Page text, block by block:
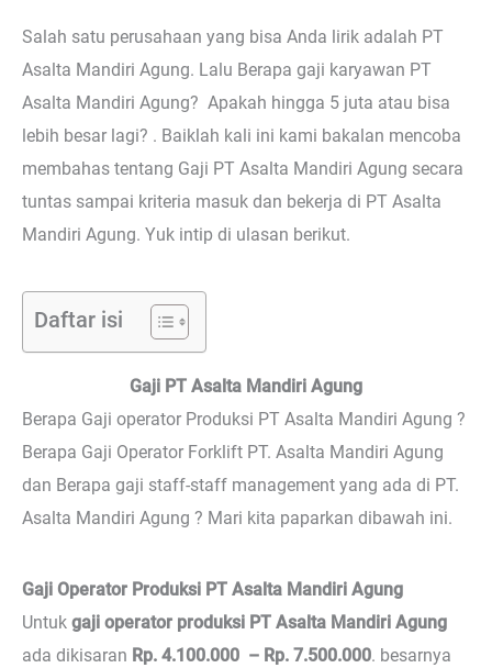
Salah satu perusahaan yang bisa Anda lirik adalah PT
Asalta Mandiri Agung. Lalu Berapa gaji karyawan PT
Asalta Mandiri Agung? Apakah hingga 5 juta atau bisa
lebih besar lagi? . Baiklah kali ini kami bakalan mencoba
membahas tentang Gaji PT Asalta Mandiri Agung secara
tuntas sampai kriteria masuk dan bekerja di PT Asalta
Mandiri Agung. Yuk intip di ulasan berikut.
Daftar isi
Gaji PT Asalta Mandiri Agung
Berapa Gaji operator Produksi PT Asalta Mandiri Agung ?
Berapa Gaji Operator Forklift PT. Asalta Mandiri Agung
dan Berapa gaji staff-staff management yang ada di PT.
Asalta Mandiri Agung ? Mari kita paparkan dibawah ini.
Gaji Operator Produksi PT Asalta Mandiri Agung
Untuk gaji operator produksi PT Asalta Mandiri Agung
ada dikisaran Rp. 4.100.000 – Rp. 7.500.000. besarnya